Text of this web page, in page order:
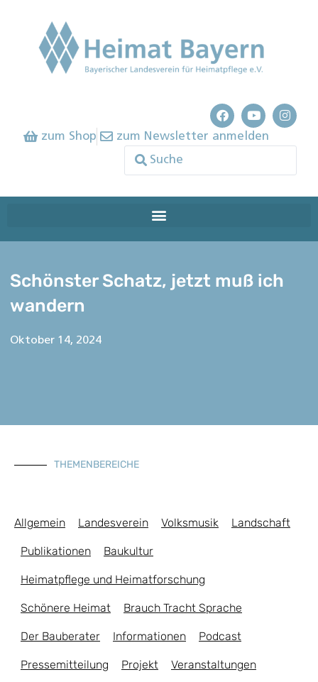
zum Shop zum Newsletter anmelden
Schönster Schatz, jetzt muß ich
wandern
Oktober 14, 2024
THEMENBEREICHE
Allgemein Landesverein Volksmusik Landschaft
Publikationen Baukultur
Heimatpflege und Heimatforschung
Schönere Heimat Brauch Tracht Sprache
Der Bauberater Informationen Podcast
Pressemitteilung Projekt Veranstaltungen